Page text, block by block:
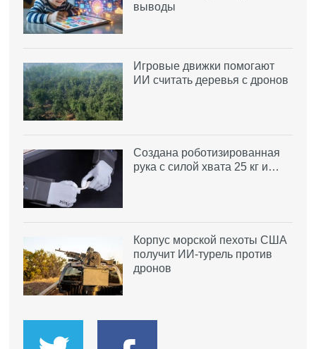
выводы
Игровые движки помогают
ИИ считать деревья с дронов
Создана роботизированная
рука с силой хвата 25 кг и…
Корпус морской пехоты США
получит ИИ-турель против
дронов